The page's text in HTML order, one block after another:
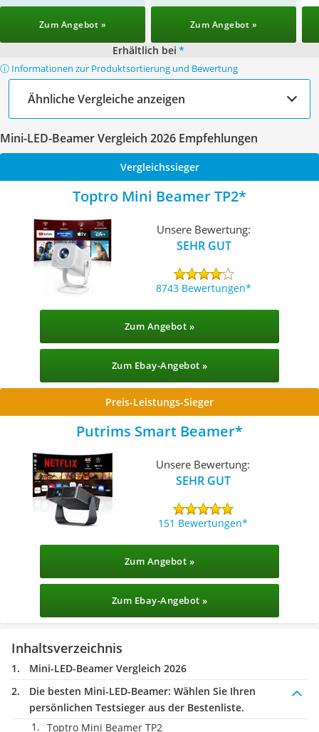
Zum Angebot » Zum Angebot »
Erhältlich bei *
ⓘ Informationen zur Produktsortierung und Bewertung
Ähnliche Vergleiche anzeigen
Mini-LED-Beamer Vergleich 2026 Empfehlungen
Vergleichssieger
Toptro Mini Beamer TP2
Unsere Bewertung:
SEHR GUT
8743 Bewertungen
Zum Angebot »
Zum Ebay-Angebot »
Preis-Leistungs-Sieger
Putrims Smart Beamer
Unsere Bewertung:
SEHR GUT
151 Bewertungen
Zum Angebot »
Zum Ebay-Angebot »
Inhaltsverzeichnis
Mini-LED-Beamer Vergleich 2026
Die besten Mini-LED-Beamer: Wählen Sie Ihren
persönlichen Testsieger aus der Bestenliste.
Toptro Mini Beamer TP2